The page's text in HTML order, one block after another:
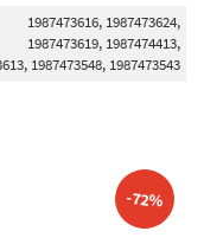
1987473616, 1987473624,
1987473619, 1987474413,
1987473548, 1987473543
-72%